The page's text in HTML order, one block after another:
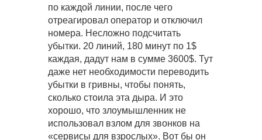
по каждой линии, после чего
отреагировал оператор и отключил
номера. Несложно подсчитать
убытки. 20 линий, 180 минут по 1$
каждая, дадут нам в сумме 3600$. Тут
даже нет необходимости переводить
убытки в гривны, чтобы понять,
сколько стоила эта дыра. И это
хорошо, что злоумышленник не
использовал взлом для звонков на
«сервисы для взрослых». Вот бы он